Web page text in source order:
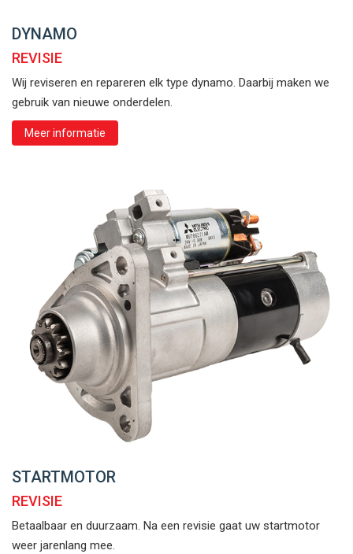
DYNAMO
REVISIE
Wij reviseren en repareren elk type dynamo. Daarbij maken we
gebruik van nieuwe onderdelen.
Meer informatie
STARTMOTOR
REVISIE
Betaalbaar en duurzaam. Na een revisie gaat uw startmotor
weer jarenlang mee.